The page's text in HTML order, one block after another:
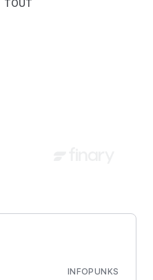
TOUT
INFOPUNKS